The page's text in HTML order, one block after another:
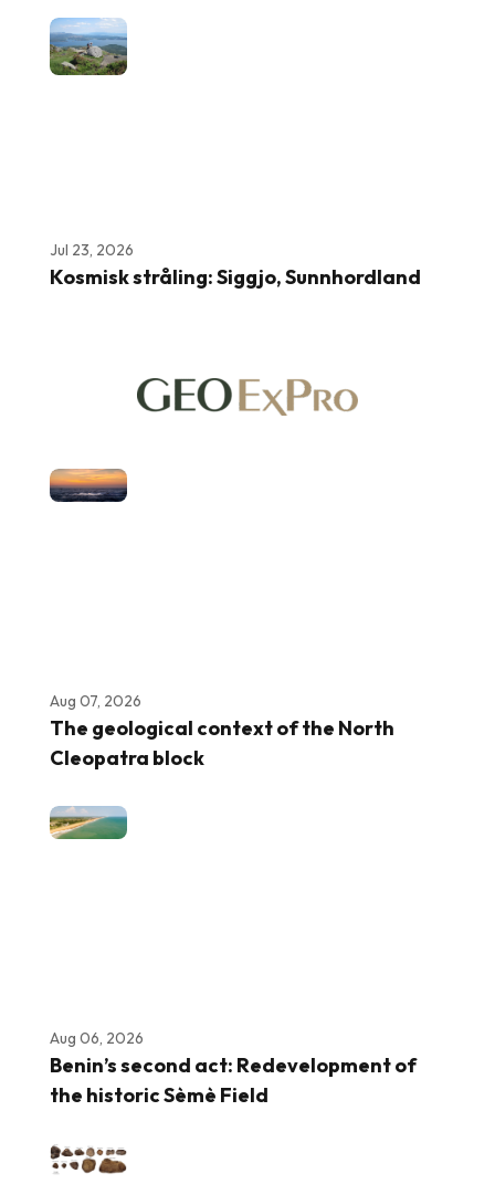
Jul 23, 2026
Kosmisk stråling: Siggjo, Sunnhordland
Aug 07, 2026
The geological context of the North
Cleopatra block
Aug 06, 2026
Benin’s second act: Redevelopment of
the historic Sèmè Field